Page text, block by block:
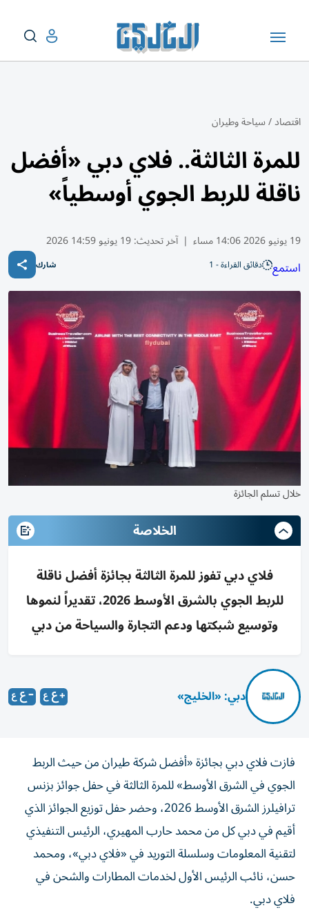
اقتصاد/سياحة وطيران
للمرة الثالثة.. فلاي دبي «أفضل
ناقلة للربط الجوي أوسطياً»
19 يونيو 2026 14:06 مساء | آخر تحديث:19 يونيو 14:59 2026
استمع دقائق القراءة - 1 شارك
خلال تسلم الجائزة
الخلاصة
فلاي دبي تفوز للمرة الثالثة بجائزة أفضل ناقلة
للربط الجوي بالشرق الأوسط 2026، تقديراً لنموها
وتوسيع شبكتها ودعم التجارة والسياحة من دبي
دبي: «الخليج»
فازت فلاي دبي بجائزة «أفضل شركة طيران من حيث الربط
الجوي في الشرق الأوسط» للمرة الثالثة في حفل جوائز بزنس
ترافيلرز الشرق الأوسط 2026، وحضر حفل توزيع الجوائز الذي
أقيم في دبي كل من محمد حارب المهيري، الرئيس التنفيذي
لتقنية المعلومات وسلسلة التوريد في «فلاي دبي»، ومحمد
حسن، نائب الرئيس الأول لخدمات المطارات والشحن في
فلاي دبي.